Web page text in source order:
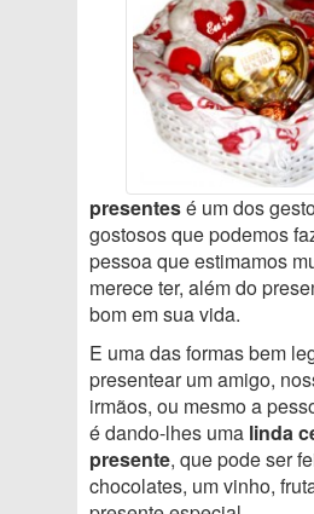
presentesé um dos
gostosos que podemos
pessoa que estimamos
merece ter, além do
bom em sua vida.
E uma das formas bem
presentear um amigo,
irmãos, ou mesmo a
é dando-lhes uma linda
presente, que pode ser
chocolates, um vinho,